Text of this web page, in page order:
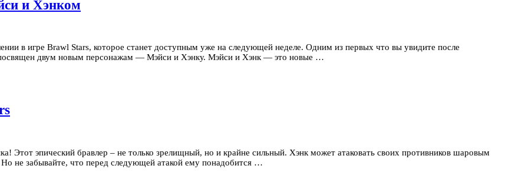
и Хэнком
в игре Brawl Stars, которое станет доступным уже на следующей неделе. Одним из первых что вы увидите после
посвящен двум новым персонажам — Мэйси и Хэнку. Мэйси и Хэнк — это новые …
Этот эпический бравлер – не только зрелищный, но и крайне сильный. Хэнк может атаковать своих противников шаровым
не забывайте, что перед следующей атакой ему понадобится …